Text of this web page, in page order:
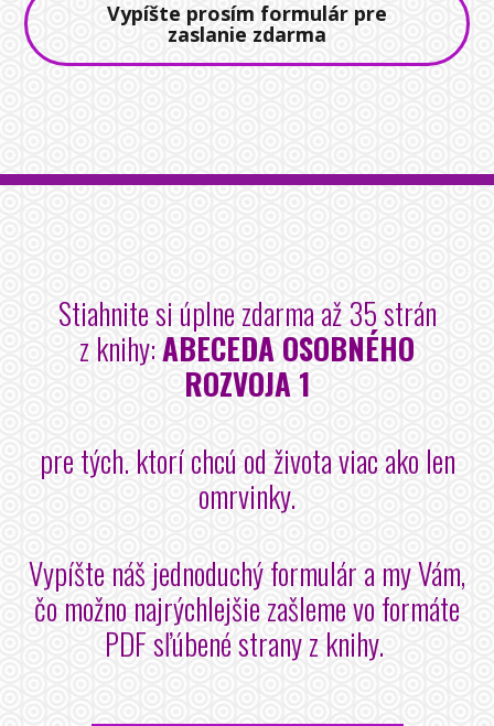
Vypíšte prosím formulár pre
zaslanie zdarma
Stiahnite si úplne zdarma až 35 strán
z knihy:ABECEDA OSOBNÉHO
ROZVOJA 1
pre tých. ktorí chcú od života viac ako len
omrvinky.
Vypíšte náš jednoduchý formulár a my Vám,
čo možno najrýchlejšie zašleme vo formáte
PDF sľúbené strany z knihy.